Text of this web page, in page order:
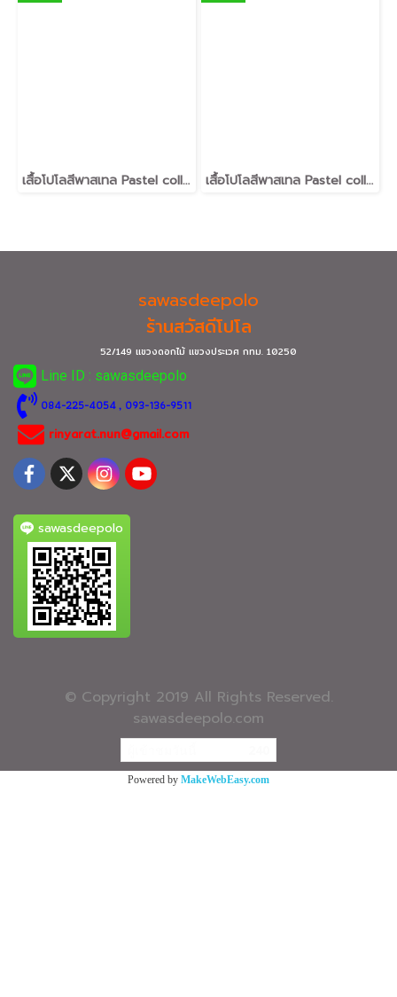
เสื้อโปโลสีพาสเทล Pastel collar shirt polo โปโลปกเชิ้ตพาสเทล เนื้อผ้า Air Feel เนื้อผ้านุ่ม แห้งไวระบายอากาศดีเยี่ยม ไม่เหนอะหนะ ไม่มีกลิ่นอับชื้น #เสื้อโปโลสีฟ้าอมเขียว #เสื้อโปโลสีฟ้าคราม #เสื้อโปโลสีครีม #เสื้อโปโลสีเบจ #เสื้อโปโลสีกากี #เสื้อโปโลสีกาก เสื้อโปโลสีพาสเทล Pastel collar shirt polo โปโลปกเชิ้ตพาสเทล เนื้อผ้า Air Feel เนื้อผ้านุ่ม แห้งไวระบายอากาศดีเยี่ยม ไม่เหนอะหนะ ไม่มีกลิ่นอับชื้น #เสื้อโปโลสีฟ้าอมเขียว #เสื้อโปโลสีฟ้าคราม #เสื้อโปโลสีครีม #เสื้อโปโลสีเบจ #เสื้อโปโลสีกากี #เสื้อโปโลสีกาก
sawasdeepolo
ร้านสวัสดีโปโล
52/149 แขวงดอกไม้ แขวงประเวศ กทม. 10250
Line ID : sawasdeepolo
084-225-4054, 093-136-9511
rinyarat.nun@gmail.com
sawasdeepolo
© Copyright 2019 All Rights Reserved.
sawasdeepolo.com
Powered by MakeWebEasy.com